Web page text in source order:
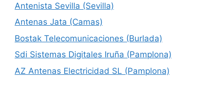
Antenista Sevilla (Sevilla)
Antenas Jata (Camas)
Bostak Telecomunicaciones (Burlada)
Sdi Sistemas Digitales Iruña (Pamplona)
AZ Antenas Electricidad SL (Pamplona)